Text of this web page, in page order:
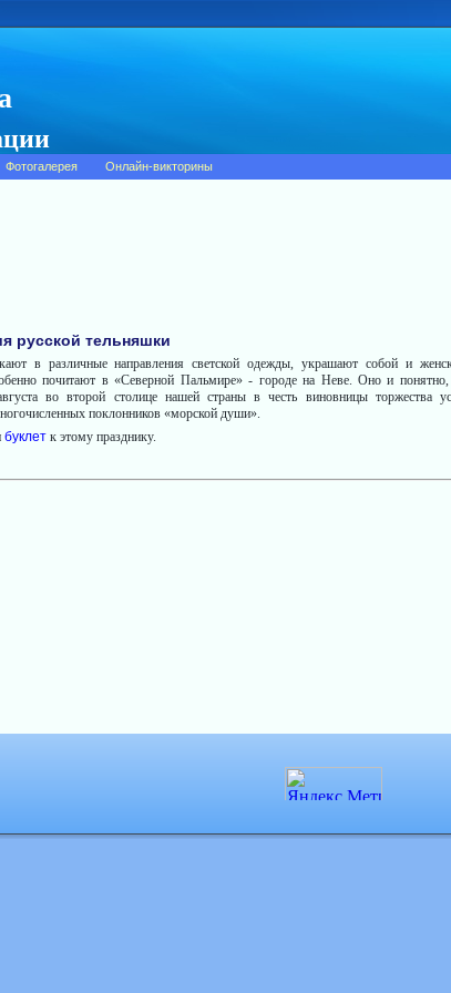
Фотогалерея Онлайн-викторины
русской тельняшки
в различные направления светской одежды, украшают собой и
почитают в «Северной Пальмире» - городе на Неве. Оно и
во второй столице нашей страны в честь виновницы торжества
поклонников «морской души».
буклет к этому празднику.